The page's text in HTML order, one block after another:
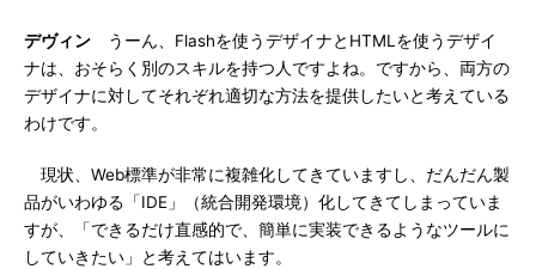
デヴィン うーん、Flashを使うデザイナとHTMLを使うデザイ
ナは、おそらく別のスキルを持つ人ですよね。ですから、両方の
デザイナに対してそれぞれ適切な方法を提供したいと考えている
わけです。
現状、Web標準が非常に複雑化してきていますし、だんだん製
品がいわゆる「IDE」（統合開発環境）化してきてしまっていま
すが、「できるだけ直感的で、簡単に実装できるようなツールに
していきたい」と考えてはいます。